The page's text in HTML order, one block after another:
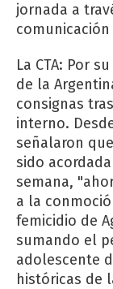
jornada a
La CTA: Por
de la
consignas
interno.
señalaron
sido
semana,
a la
femicidio de
sumando el
adolescente
históricas de